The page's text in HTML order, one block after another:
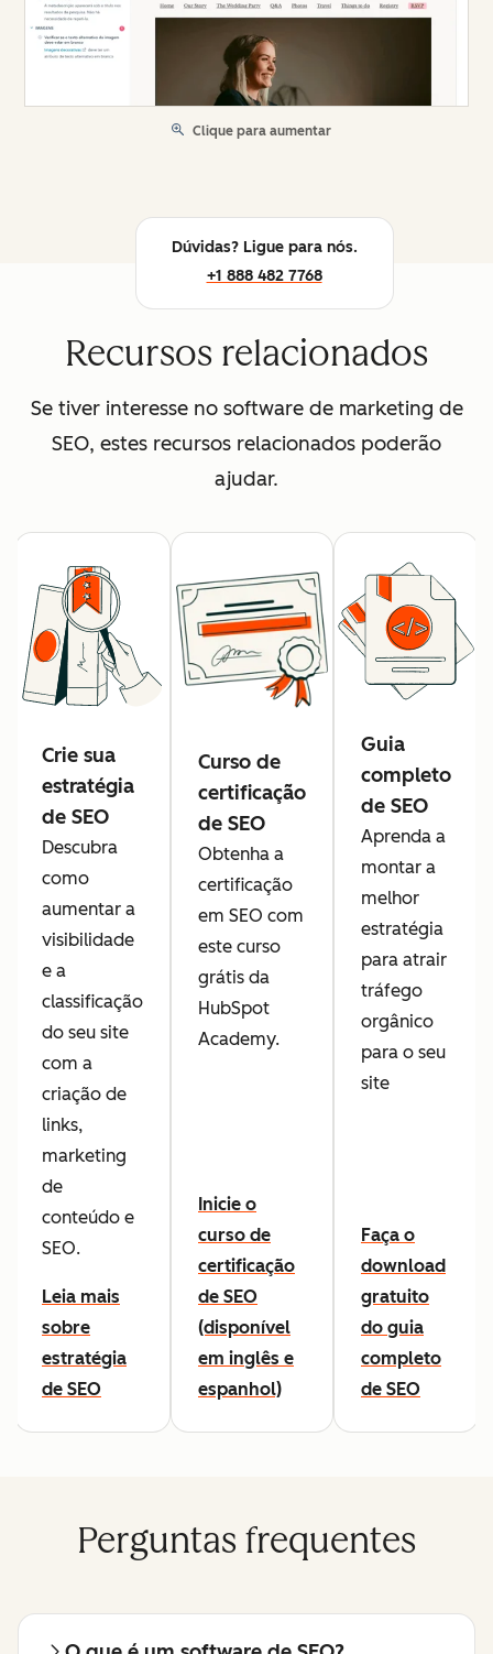
Clique para aumentar
Dúvidas? Ligue para nós.
+1 888 482 7768
Recursos relacionados
Se tiver interesse no software de marketing de
SEO, estes recursos relacionados poderão
ajudar.
Crie sua
estratégia
de SEO
Descubra
como
aumentar a
visibilidade
e a
classificação
do seu site
com a
criação de
links,
marketing
de
conteúdo e
SEO.
Leia mais
sobre
estratégia
de SEO
Curso de
certificação
de SEO
Obtenha a
certificação
em SEO com
este curso
grátis da
HubSpot
Academy.
Inicie o
curso de
certificação
de SEO
(disponível
em inglês e
espanhol)
Guia
completo
de SEO
Aprenda a
montar a
melhor
estratégia
para atrair
tráfego
orgânico
para o seu
site
Faça o
download
gratuito
do guia
completo
de SEO
Perguntas frequentes